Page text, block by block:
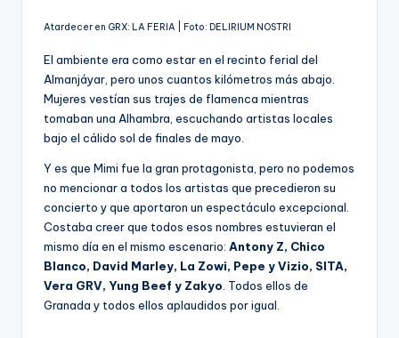
Atardecer en GRX: LA FERIA | Foto: DELIRIUM NOSTRI
El ambiente era como estar en el recinto ferial del
Almanjáyar, pero unos cuantos kilómetros más abajo.
Mujeres vestían sus trajes de flamenca mientras
tomaban una Alhambra, escuchando artistas locales
bajo el cálido sol de finales de mayo.
Y es que Mimi fue la gran protagonista, pero no podemos
no mencionar a todos los artistas que precedieron su
concierto y que aportaron un espectáculo excepcional.
Costaba creer que todos esos nombres estuvieran el
mismo día en el mismo escenario: Antony Z, Chico
Blanco, David Marley, La Zowi, Pepe y Vizio, SITA,
Vera GRV, Yung Beef y Zakyo . Todos ellos de
Granada y todos ellos aplaudidos por igual.